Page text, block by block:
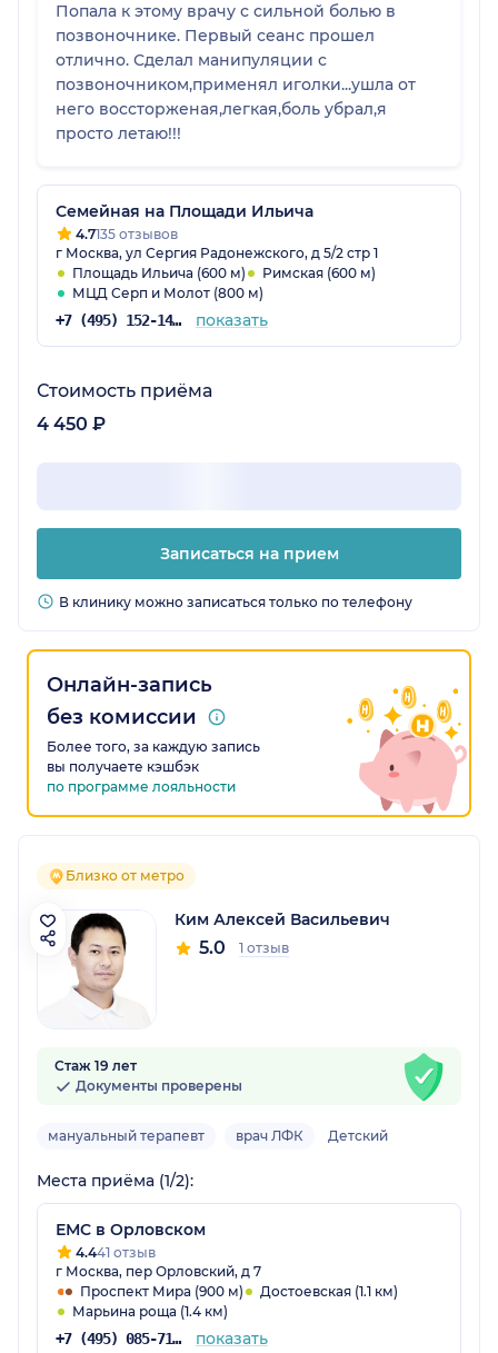
Попала к этому врачу с сильной болью в
позвоночнике. Первый сеанс прошел
отлично. Сделал манипуляции с
позвоночником,применял иголки...ушла от
него воссторженая,легкая,боль убрал,я
просто летаю!!!
Семейная на Площади Ильича
4.7135 отзывов
г Москва, ул Сергия Радонежского, д 5/2 стр 1
Площадь Ильича (600 м)
Римская (600 м)
МЦД Серп и Молот (800 м)
+7 (495) 152-14-78 показать
Стоимость приёма
4 450 ₽
Записаться на прием
В клинику можно записаться только по телефону
Онлайн-запись
без комиссии
Более того, за каждую запись
вы получаете кэшбэк
по программе лояльности
Близко от метро
Ким Алексей Васильевич
5.0 1 отзыв
Стаж 19 лет
Документы проверены
мануальный терапевт врач ЛФК Детский
Места приёма (1/2):
ЕМC в Орловском
4.441 отзыв
г Москва, пер Орловский, д 7
Проспект Мира (900 м)
Достоевская (1.1 км)
Марьина роща (1.4 км)
+7 (495) 085-71-24 показать